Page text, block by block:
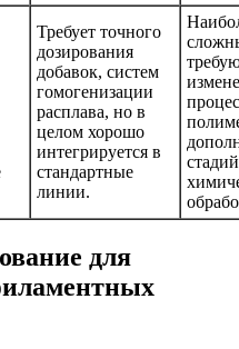
Требует точного
дозирования
добавок, систем
гомогенизации
расплава, но в
целом хорошо
интегрируется в
стандартные
линии.
стадий
для